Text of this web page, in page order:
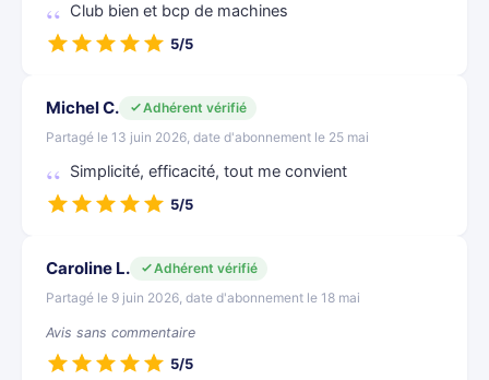
Club bien et bcp de machines
5/5
Michel C.
Adhérent vérifié
Partagé le 13 juin 2026, date d'abonnement le 25 mai
Simplicité, efficacité, tout me convient
5/5
Caroline L.
Adhérent vérifié
Partagé le 9 juin 2026, date d'abonnement le 18 mai
Avis sans commentaire
5/5